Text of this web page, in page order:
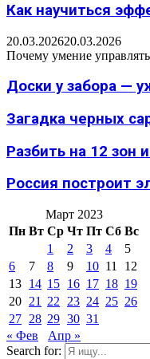
Как научиться
20.03.202620.03.2026
Почему умение
Доски у забора —
Загадка черных
Разбить на 12 зон
Россия построит
Март 2023
Пн Вт Ср Чт Пт Сб Вс
1
2 3 4
5
6
7 8 9 10 11
12
13 14 15 16 17 18 19
20 21 22 23 24 25 26
27 28 29 30 31
« Фев
Апр »
Search for: